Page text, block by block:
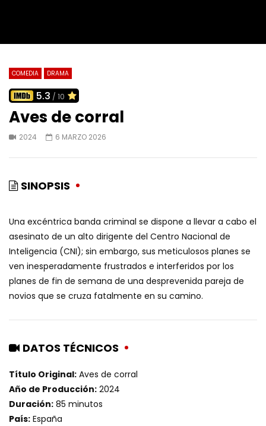
COMEDIA DRAMA
5.3 / 10
Aves de corral
2024 6 MARZO 2026
SINOPSIS
Una excéntrica banda criminal se dispone a llevar a cabo el
asesinato de un alto dirigente del Centro Nacional de
Inteligencia (CNI); sin embargo, sus meticulosos planes se
ven inesperadamente frustrados e interferidos por los
planes de fin de semana de una desprevenida pareja de
novios que se cruza fatalmente en su camino.
DATOS TÉCNICOS
Título Original: Aves de corral
Año de Producción: 2024
Duración: 85 minutos
País: España